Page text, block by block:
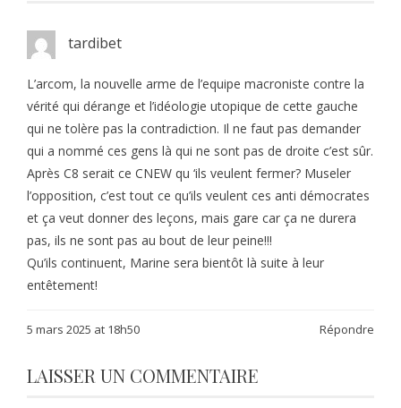
tardibet
L’arcom, la nouvelle arme de l’equipe macroniste contre la
vérité qui dérange et l’idéologie utopique de cette gauche
qui ne tolère pas la contradiction. Il ne faut pas demander
qui a nommé ces gens là qui ne sont pas de droite c’est sûr.
Après C8 serait ce CNEW qu ‘ils veulent fermer? Museler
l’opposition, c’est tout ce qu’ils veulent ces anti démocrates
et ça veut donner des leçons, mais gare car ça ne durera
pas, ils ne sont pas au bout de leur peine!!!
Qu’ils continuent, Marine sera bientôt là suite à leur
entêtement!
5 mars 2025 at 18h50 Répondre
LAISSER UN COMMENTAIRE